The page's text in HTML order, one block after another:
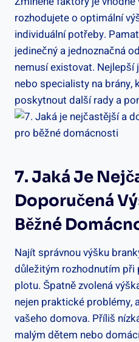
rozhodujete o optimální
individuální potřeby.‍
jedinečný a jednoznačná
nemusí existovat.
⁣nebo specialisty na brány,
poskytnout další rady a
7. Jaká Je
Doporučená
Běžné
Najít správnou výšku
důležitým rozhodnutím ⁣při
plotu. Špatně zvolená
nejen praktické problémy,
vašeho domova. Příliš
malým dětem nebo